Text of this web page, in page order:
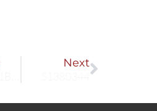
NextNext